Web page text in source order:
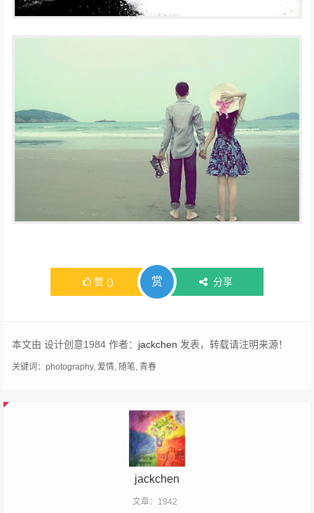
赞 () 赏 分享
本文由 设计创意1984 作者： jackchen 发表，转载请注明来源！
关键词：photography, 爱情, 随笔,青春
jackchen
文章：1942